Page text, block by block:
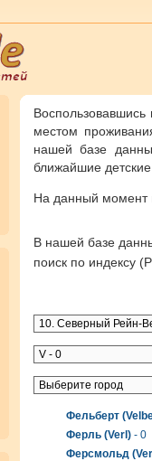
местом
нашей базе
ближайшие
На данный
В нашей базе
поиск по индексу
Фельберт
Ферль (Verl) - 0
Ферсмольд